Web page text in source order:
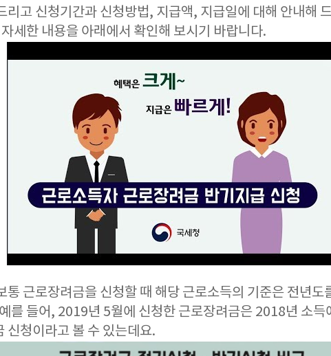
리고 신청기간과 신청방법, 지급액, 지급일에 대해 안내해
세한 내용을 아래에서 확인해 보시기 바랍니다.
통 근로장려금을 신청할 때 해당 근로소득의 기준은 전년도
를 들어, 2019년 5월에 신청한 근로장려금은 2018년 소득
신청이라고 볼 수 있는데요.